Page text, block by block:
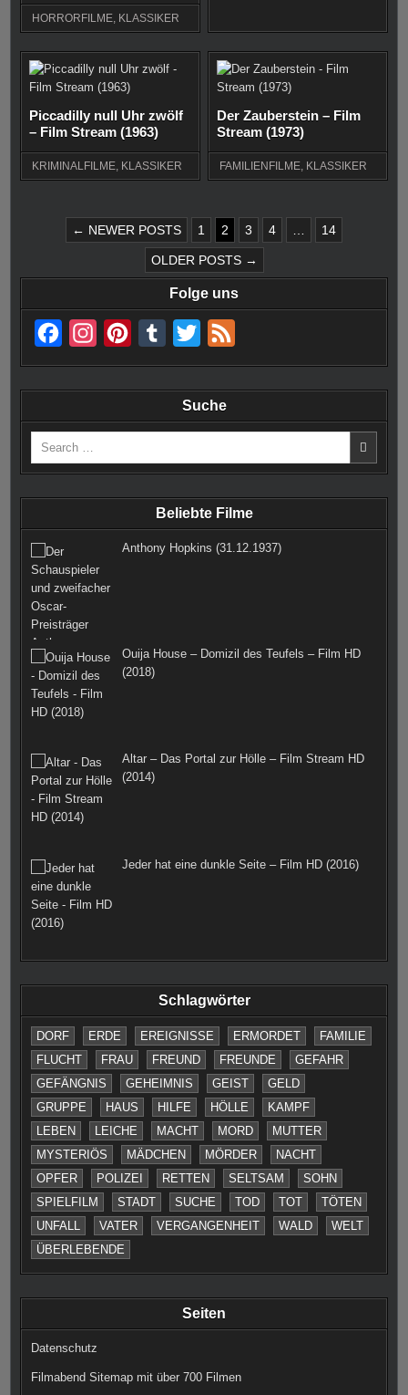
HORRORFILME, KLASSIKER
Piccadilly null Uhr zwölf
– Film Stream (1963)
KRIMINALFILME, KLASSIKER
Der Zauberstein – Film
Stream (1973)
FAMILIENFILME, KLASSIKER
SEITENNUMMERIERUNG
BEITRÄGE
← NEWER POSTS 1 2 3 4 14
OLDER POSTS →
Folge uns
c
b
o
o
s
g
r
n
r
e
t
m
r
i
t
e
r
e
Suche
Beliebte Filme
Anthony Hopkins (31.12.1937)
Ouija House – Domizil des Teufels – Film HD
(2018)
Altar – Das Portal zur Hölle – Film Stream HD
(2014)
Jeder hat eine dunkle Seite – Film HD (2016)
Schlagwörter
DORF ERDE EREIGNISSE ERMORDET
FAMILIE
FLUCHT
FRAU FREUND FREUNDE
GEFAHR
GEFÄNGNIS
GEHEIMNIS GEIST
GELD
GRUPPE
HAUS HILFE HÖLLE
KAMPF
LEBEN
LEICHE MACHT MORD
MUTTER
MYSTERIÖS
MÄDCHEN MÖRDER
NACHT
OPFER
POLIZEI RETTEN SELTSAM
SOHN
SPIELFILM
STADT SUCHE TOD TOT
TÖTEN
UNFALL
VATER VERGANGENHEIT WALD
WELT
ÜBERLEBENDE
Seiten
Datenschutz
Filmabend Sitemap mit über 700 Filmen